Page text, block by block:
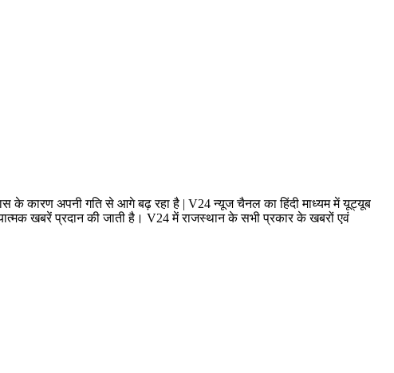
के कारण अपनी गति से आगे बढ़ रहा है | V24 न्यूज चैनल का हिंदी माध्यम में यूट्यूब
खबरें प्रदान की जाती है। V24 में राजस्थान के सभी प्रकार के खबरों एवं